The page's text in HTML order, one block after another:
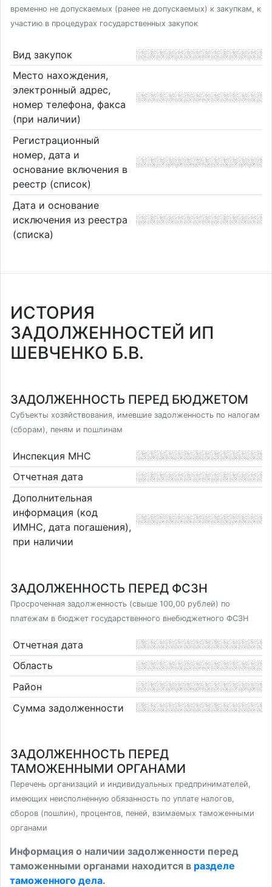
временно не допускаемых (ранее не допускаемых) к закупкам, к
участию в процедурах государственных закупок
Вид закупок
Место нахождения,
электронный адрес,
номер телефона, факса
(при наличии)
Регистрационный
номер, дата и
основание включения в
реестр (список)
Дата и основание
исключения из реестра
(списка)
ИСТОРИЯ
ЗАДОЛЖЕННОСТЕЙ ИП
ШЕВЧЕНКО Б.В.
ЗАДОЛЖЕННОСТЬ ПЕРЕД БЮДЖЕТОМ
Субъекты хозяйствования, имевшие задолженность по налогам
(сборам), пеням и пошлинам
Инспекция МНС
Отчетная дата
Дополнительная
информация (код
ИМНС, дата погашения),
при наличии
ЗАДОЛЖЕННОСТЬ ПЕРЕД ФСЗН
Просроченная задолженность (свыше 100,00 рублей) по
платежам в бюджет государственного внебюджетного ФСЗН
Отчетная дата
Область
Район
Сумма задолженности
ЗАДОЛЖЕННОСТЬ ПЕРЕД
ТАМОЖЕННЫМИ ОРГАНАМИ
Перечень организаций и индивидуальных предпринимателей,
имеющих неисполненную обязанность по уплате налогов,
сборов (пошлин), процентов, пеней, взимаемых таможенными
органами
Информация о наличии задолженности перед
таможенными органами находится в разделе
таможенного дела.